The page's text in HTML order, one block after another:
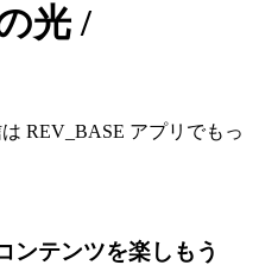
光 /
REV_BASE アプリでもっ
ンテンツを楽しもう